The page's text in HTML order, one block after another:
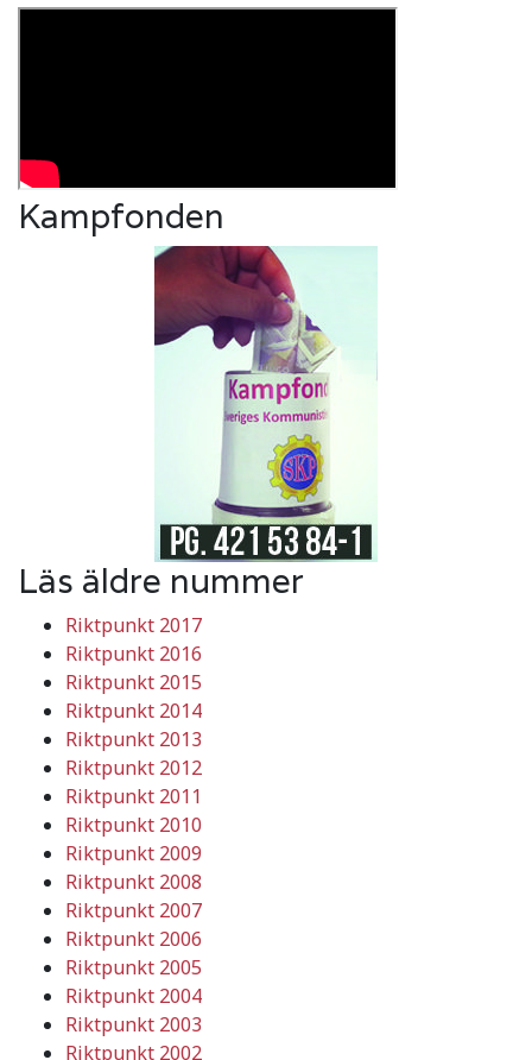
Kampfonden
Läs äldre nummer
Riktpunkt 2017
Riktpunkt 2016
Riktpunkt 2015
Riktpunkt 2014
Riktpunkt 2013
Riktpunkt 2012
Riktpunkt 2011
Riktpunkt 2010
Riktpunkt 2009
Riktpunkt 2008
Riktpunkt 2007
Riktpunkt 2006
Riktpunkt 2005
Riktpunkt 2004
Riktpunkt 2003
Riktpunkt 2002